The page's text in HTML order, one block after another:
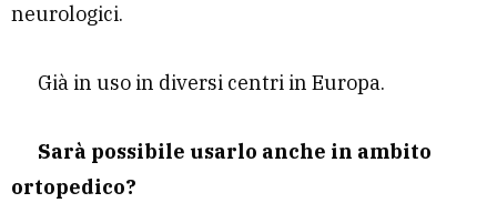
neurologici.
Già in uso in diversi centri in Europa.
Sarà possibile usarlo anche in ambito
ortopedico?